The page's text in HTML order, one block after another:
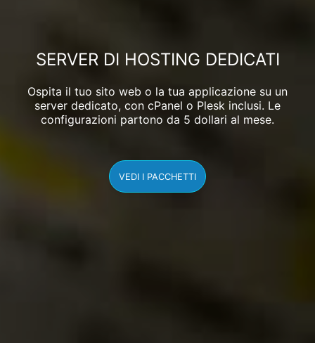
SERVER DI HOSTING DEDICATI
Ospita il tuo sito web o la tua applicazione su un
server dedicato, con cPanel o Plesk inclusi. Le
configurazioni partono da 5 dollari al mese.
VEDI I PACCHETTI